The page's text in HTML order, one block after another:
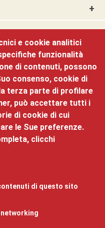
Santa Trinità, 24 - 38122
00262170228
e cookie analitici
funzionalità
di contenuti, possono
consenso, cookie di
terza parte di profilare
può accettare tutti i
di cookie di cui
le Sue preferenze.
clicchi
di questo sito